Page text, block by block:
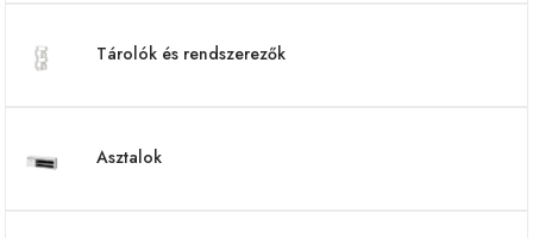
Tárolók és rendszerezők
Asztalok